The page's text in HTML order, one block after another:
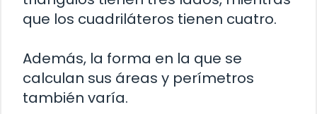
que los cuadriláteros tienen cuatro.
Además, la forma en la que se
calculan sus áreas y perímetros
también varía.